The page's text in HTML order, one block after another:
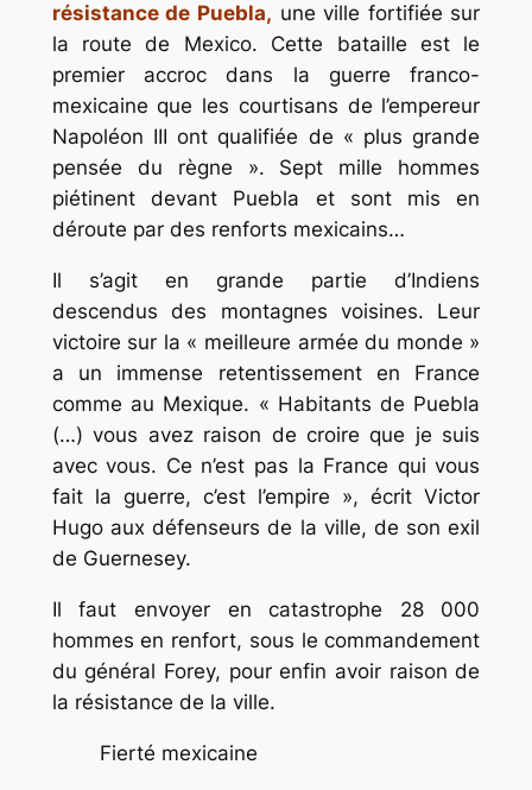
résistance de Puebla, une ville fortifiée sur
la route de Mexico. Cette bataille est le
premier accroc dans la guerre franco-
mexicaine que les courtisans de l’empereur
Napoléon III ont qualifiée de « plus grande
pensée du règne ». Sept mille hommes
piétinent devant Puebla et sont mis en
déroute par des renforts mexicains…
Il s’agit en grande partie d’Indiens
descendus des montagnes voisines. Leur
victoire sur la « meilleure armée du monde »
a un immense retentissement en France
comme au Mexique. « Habitants de Puebla
(…) vous avez raison de croire que je suis
avec vous. Ce n’est pas la France qui vous
fait la guerre, c’est l’empire », écrit Victor
Hugo aux défenseurs de la ville, de son exil
de Guernesey.
Il faut envoyer en catastrophe 28 000
hommes en renfort, sous le commandement
du général Forey, pour enfin avoir raison de
la résistance de la ville.
Fierté mexicaine